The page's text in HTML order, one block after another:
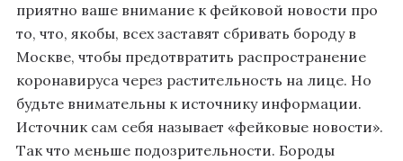
приятно ваше внимание к фейковой новости про
то, что, якобы, всех заставят сбривать бороду в
Москве, чтобы предотвратить распространение
коронавируса через растительность на лице. Но
будьте внимательны к источнику информации.
Источник сам себя называет «фейковые новости».
Так что меньше подозрительности. Бороды